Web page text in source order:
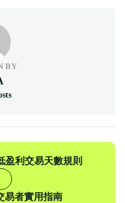
BY
利交易天數規則
易者實用指南